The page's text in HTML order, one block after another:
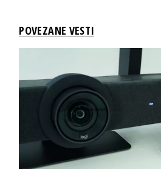
POVEZANE VESTI